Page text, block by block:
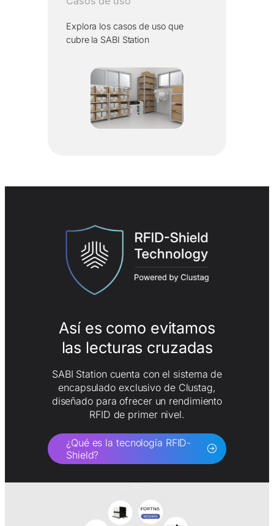
Explora los casos de uso que
cubre la SABI Station
Así es como evitamos
las lecturas cruzadas
SABI Station cuenta con el sistema de
encapsulado exclusivo de Clustag,
diseñado para ofrecer un rendimiento
RFID de primer nivel.
¿Qué es la tecnología RFID-
Shield?